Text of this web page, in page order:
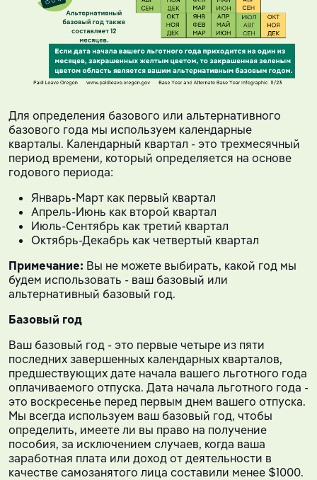
Для определения базового или альтернативного
базового года мы используем календарные
кварталы. Календарный квартал - это трехмесячный
период времени, который определяется на основе
годового периода:
Январь-Март как первый квартал
Апрель-Июнь как второй квартал
Июль-Сентябрь как третий квартал
Октябрь-Декабрь как четвертый квартал
Примечание: Вы не можете выбирать, какой год мы
будем использовать - ваш базовый или
альтернативный базовый год.
Базовый год
Ваш базовый год - это первые четыре из пяти
последних завершенных календарных кварталов,
предшествующих дате начала вашего льготного года
оплачиваемого отпуска. Дата начала льготного года -
это воскресенье перед первым днем вашего отпуска.
Мы всегда используем ваш базовый год, чтобы
определить, имеете ли вы право на получение
пособия, за исключением случаев, когда ваша
заработная плата или доход от деятельности в
качестве самозанятого лица составили менее $1000.